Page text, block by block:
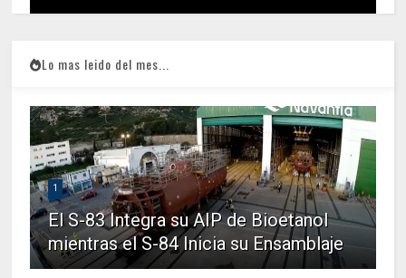
Lo mas leido del mes...
1
El S-83 Integra su AIP de Bioetanol
mientras el S-84 Inicia su Ensamblaje